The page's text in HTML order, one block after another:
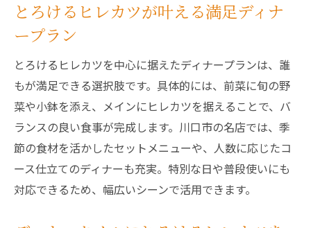
とろけるヒレカツが叶える満足ディナ
ープラン
とろけるヒレカツを中心に据えたディナープランは、誰
もが満足できる選択肢です。具体的には、前菜に旬の野
菜や小鉢を添え、メインにヒレカツを据えることで、バ
ランスの良い食事が完成します。川口市の名店では、季
節の食材を活かしたセットメニューや、人数に応じたコ
ース仕立てのディナーも充実。特別な日や普段使いにも
対応できるため、幅広いシーンで活用できます。